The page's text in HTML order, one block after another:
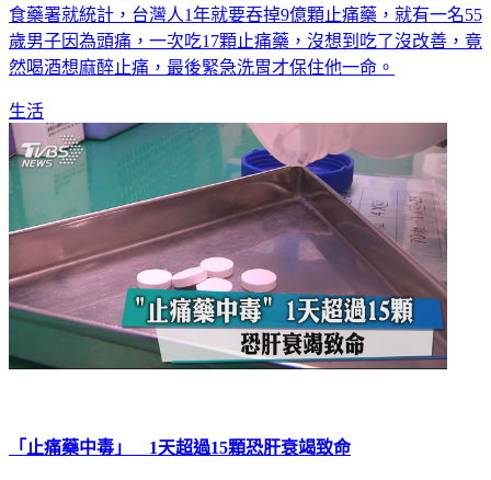
食藥署就統計，台灣人1年就要吞掉9億顆止痛藥，就有一名55
歲男子因為頭痛，一次吃17顆止痛藥，沒想到吃了沒改善，竟
然喝酒想麻醉止痛，最後緊急洗胃才保住他一命。
生活
「止痛藥中毒」 1天超過15顆恐肝衰竭致命